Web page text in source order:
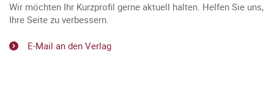
Wir möchten Ihr Kurzprofil gerne aktuell halten. Helfen Sie uns,
Ihre Seite zu verbessern.
E-Mail an den Verlag